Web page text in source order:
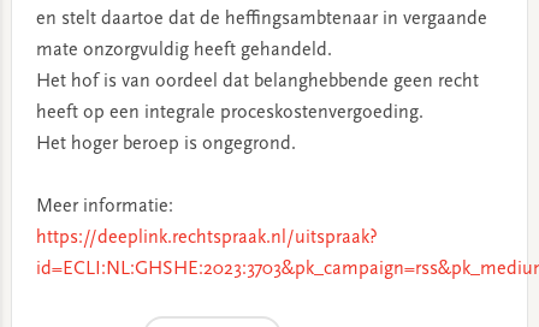
en stelt daartoe dat de heffingsambtenaar in vergaande
mate onzorgvuldig heeft gehandeld.
Het hof is van oordeel dat belanghebbende geen recht
heeft op een integrale proceskostenvergoeding.
Het hoger beroep is ongegrond.
Meer informatie:
https://deeplink.rechtspraak.nl/uitspraak?